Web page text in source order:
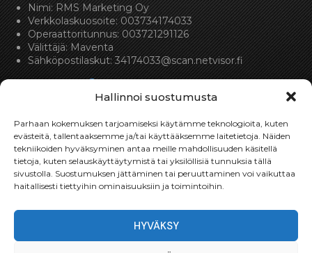
Hallinnoi suostumusta
Parhaan kokemuksen tarjoamiseksi käytämme teknologioita, kuten
evästeitä, tallentaaksemme ja/tai käyttääksemme laitetietoja. Näiden
tekniikoiden hyväksyminen antaa meille mahdollisuuden käsitellä
tietoja, kuten selauskäyttäytymistä tai yksilöllisiä tunnuksia tällä
sivustolla. Suostumuksen jättäminen tai peruuttaminen voi vaikuttaa
haitallisesti tiettyihin ominaisuuksiin ja toimintoihin.
HYVÄKSY
Nimi: RMS Marketing Oy
Verkkolaskuosoite: 003734174033
Operaattoritunnus: 003721291126
Välittäjä: Maventa
Sähköpostilaskut:34174033@scan.netvisor.fi
Toimitukset
Toimitamme osat perille toimitusperiaatteella siihen
osan toimitettavan.
Toimitusaika on yleensä noin yksi (1) viikko tilauspäivästä.
Toimitus- & takuuehdot